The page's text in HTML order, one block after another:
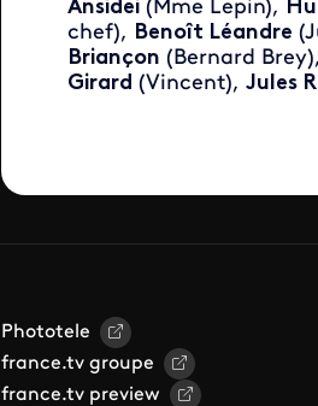
Ansidei(Mme Lepin),
chef), Benoît Léandre
Briançon (Bernard Brey),
Girard (Vincent), Jules
Phototele
france.tv groupe
france.tv preview